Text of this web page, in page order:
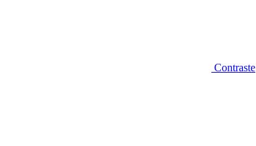
Contraste